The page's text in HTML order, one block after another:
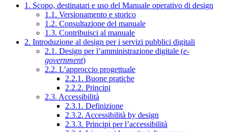
1. Scopo, destinatari e uso del Manuale operativo di design
1.1. Versionamento e storico
1.2. Consultazione del manuale
1.3. Contribuisci al manuale
2. Introduzione al design per i servizi pubblici digitali
2.1. Design per l’amministrazione digitale (e-
government)
2.2. L’approccio progettuale
2.2.1. Buone pratiche
2.2.2. Principi
2.3. Accessibilità
2.3.1. Definizione
2.3.2. Accessibilità by design
2.3.3. Principi per l’accessibilità